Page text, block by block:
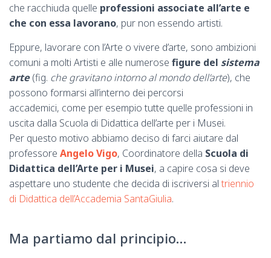
che racchiuda quelle professioni associate all’arte e
che con essa lavorano, pur non essendo artisti.
Eppure, lavorare con l’Arte o vivere d’arte, sono ambizioni
comuni a molti Artisti e alle numerose figure del sistema
arte(fig. che gravitano intorno al mondo dell’arte), che
possono formarsi all’interno dei percorsi
accademici, come per esempio tutte quelle professioni in
uscita dalla Scuola di Didattica dell’arte per i Musei.
Per questo motivo abbiamo deciso di farci aiutare dal
professore Angelo Vigo, Coordinatore della Scuola di
Didattica dell’Arte per i Musei, a capire cosa si deve
aspettare uno studente che decida di iscriversi altriennio
di Didattica dell’Accademia SantaGiulia.
Ma partiamo dal principio…